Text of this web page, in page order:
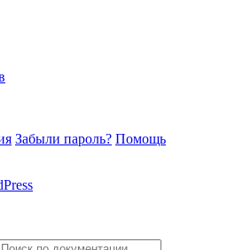
Забыли пароль? Помощь